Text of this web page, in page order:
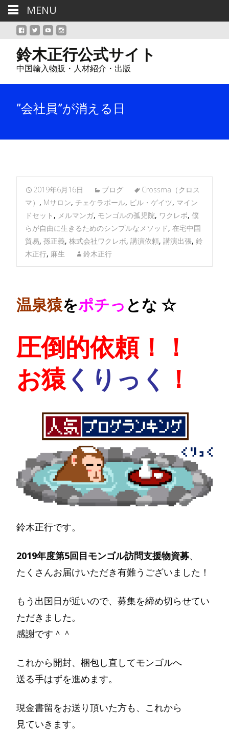
鈴木正行公式サイト
中国輸入物販・人材紹介・出版
”会社員”が消える日
2019年6月16日 ブログ
Crossma（クロス
マ） , Mサロン, チェケラポール, ビル・ゲイツ, マイン
ドセット , メルマンガ, モンゴルの孤児院, ワクレボ, 僕
らが自由に生きるためのシンプルなメソッド, 在宅中国
貿易, 孫正義, 株式会社ワクレボ, 講演依頼, 講演出張, 鈴
木正行, 麻生 鈴木正行
温泉猿をポチっ とな ☆
圧倒的依頼！！
お猿くりっく ！
鈴木正行です。
2019年度第5回目モンゴル訪問支援物資募、
たくさんお届けいただき有難うございました！
もう出国日が近いので、募集を締め切らせてい
ただきました。
感謝です＾＾
これから開封、梱包し直してモンゴルへ
送る手はずを進めます。
現金書留をお送り頂いた方も、これから
見ていきます。
MENU